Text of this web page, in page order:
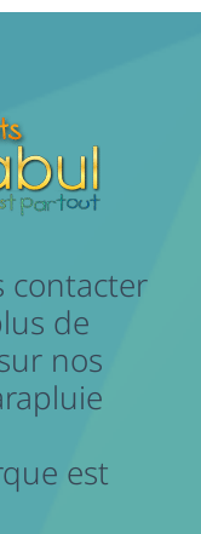
contacter
de
nos
est